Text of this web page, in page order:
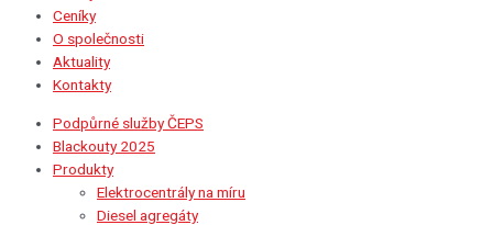
Ceníky
O společnosti
Aktuality
Kontakty
Podpůrné služby ČEPS
Blackouty 2025
Produkty
Elektrocentrály na míru
Diesel agregáty